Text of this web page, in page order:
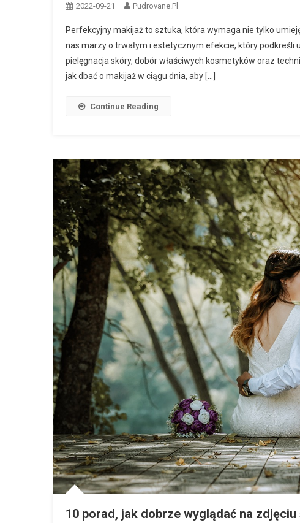
2022-09-21 Pudrovane.pl
Perfekcyjny makijaż to sztuka, która wymaga nie tylko
nas marzy o trwałym i estetycznym efekcie, który podkreśli
pielęgnacja skóry, dobór właściwych kosmetyków oraz
jak dbać o makijaż w ciągu dnia, aby […]
Continue Reading
10 porad, jak dobrze wyglądać na zdjęciu